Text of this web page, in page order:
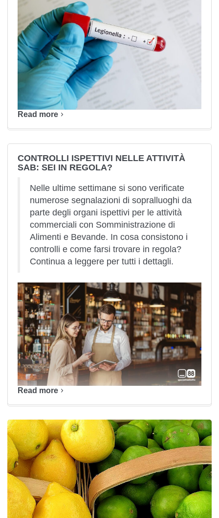
Read more
CONTROLLI ISPETTIVI NELLE ATTIVITÀ
SAB: SEI IN REGOLA?
Nelle ultime settimane si sono verificate
numerose segnalazioni di sopralluoghi da
parte degli organi ispettivi per le attività
commerciali con Somministrazione di
Alimenti e Bevande. In cosa consistono i
controlli e come farsi trovare in regola?
Continua a leggere per tutti i dettagli.
Read more